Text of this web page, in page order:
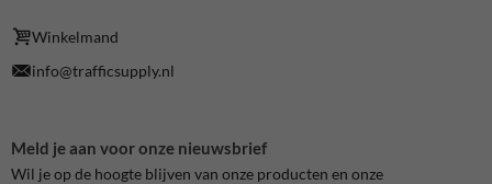
Winkelmand
info@trafficsupply.nl
Meld je aan voor onze nieuwsbrief
Wil je op de hoogte blijven van onze producten en onze